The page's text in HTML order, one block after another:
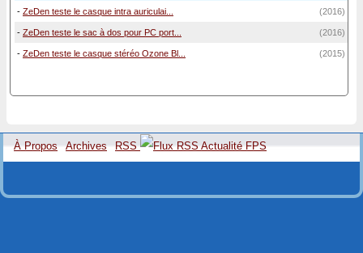
- ZeDen teste le casque intra auriculai... (2016)
- ZeDen teste le sac à dos pour PC port... (2016)
- ZeDen teste le casque stéréo Ozone Bl... (2015)
À Propos Archives RSS